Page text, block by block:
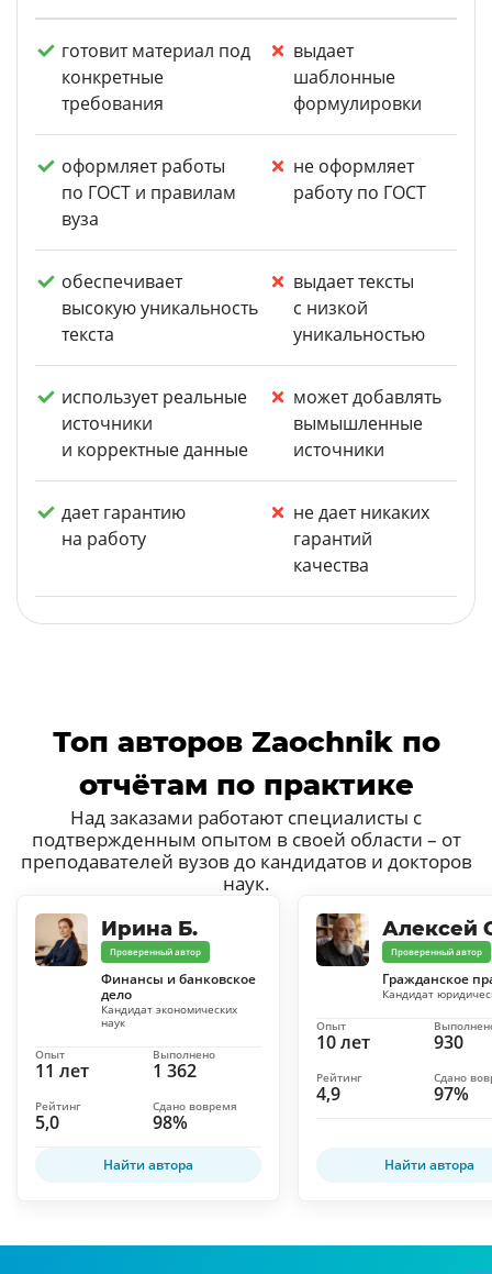
готовит материал под
конкретные
требования
выдает
шаблонные
формулировки
оформляет работы
по ГОСТ и правилам
вуза
не оформляет
работу по ГОСТ
обеспечивает
высокую уникальность
текста
выдает тексты
с низкой
уникальностью
использует реальные
источники
и корректные данные
может добавлять
вымышленные
источники
дает гарантию
на работу
не дает никаких
гарантий
качества
Топ авторов Zaochnik по
отчётам по практике
Над заказами работают специалисты с
подтвержденным опытом в своей области – от
преподавателей вузов до кандидатов и докторов
наук.
Ирина Б.
Проверенный автор
Финансы и банковское
дело
Кандидат экономических
наук
11 лет
Опыт
1 362
Выполнено
5,0
Рейтинг
98%
Сдано вовремя
Найти автора
Алексей
Проверенный автор
Гражданское
Кандидат
10 лет
Опыт
930
4,9
Рейтинг
97%
Сдано
Найти автора